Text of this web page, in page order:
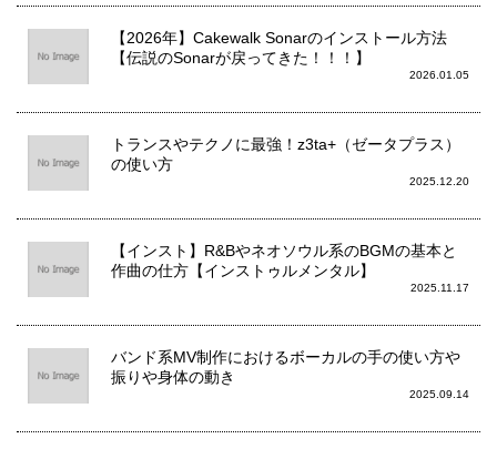
【2026年】Cakewalk Sonarのインストール方法
【伝説のSonarが戻ってきた！！！】
2026.01.05
トランスやテクノに最強！z3ta+（ゼータプラス）
の使い方
2025.12.20
【インスト】R&Bやネオソウル系のBGMの基本と
作曲の仕方【インストゥルメンタル】
2025.11.17
バンド系MV制作におけるボーカルの手の使い方や
振りや身体の動き
2025.09.14